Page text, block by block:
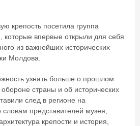
крепость посетила группа
которые впервые открыли для себя
из важнейших исторических
Молдова.
узнать больше о прошлом
страны и об исторических
след в регионе на
представителей музея,
крепости и история,